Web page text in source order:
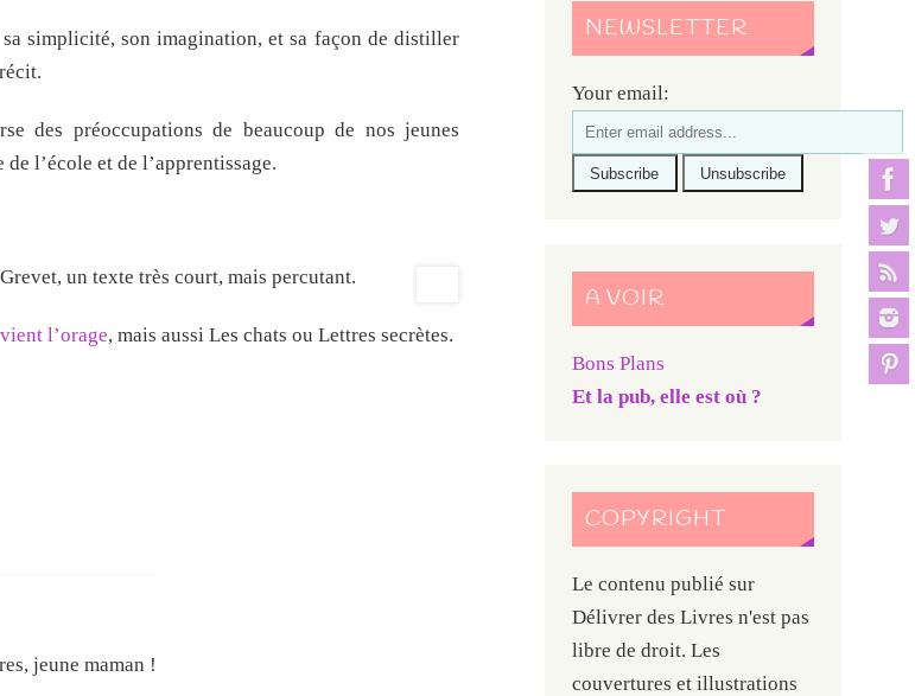
simplicité, son imagination, et sa façon de distiller
des préoccupations de beaucoup de nos jeunes
l’école et de l’apprentissage.
un texte très court, mais percutant.
l’orage, mais aussi Les chats ou Lettres secrètes.
jeune maman !
NEWSLETTER
Your email:
A VOIR
Bons Plans
Et la pub, elle est où ?
COPYRIGHT
Le contenu publié sur
Délivrer des Livres n'est pas
libre de droit. Les
couvertures et illustrations